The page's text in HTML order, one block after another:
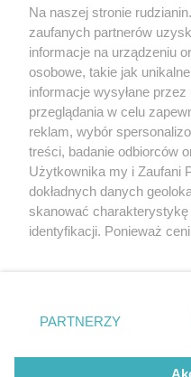
Wydawca mediów
Nie zapomnij
zapoznać się z:
polityką prywatności
Twojemiasto
Piekary Śląskie
Chorzów
Tarnowskie Góry
Gliwice
Na naszej stronie
zaufanych partnerów
informacje na urządzeniu
osobowe, takie jak
informacje wysyłane
przeglądania w celu
reklam, wybór
treści, badanie odbiorców
Użytkownika my i Zaufani
dokładnych danych
skanować
identyfikacji. Ponieważ
prywatności znajdujący
. Niektóre rodzaje
zgody użytkownika, ale
takiemu przetwarzaniu.
PARTNERZY